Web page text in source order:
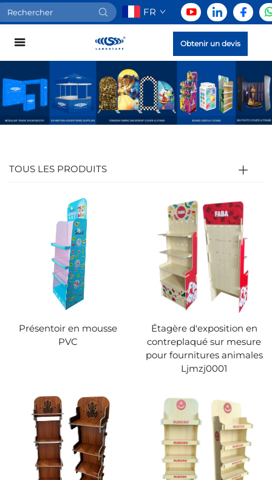
FR
Obtenir un devis
TOUS LES PRODUITS
Présentoir en mousse
PVC
Étagère d'exposition en
contreplaqué sur mesure
pour fournitures animales
Ljmzj0001